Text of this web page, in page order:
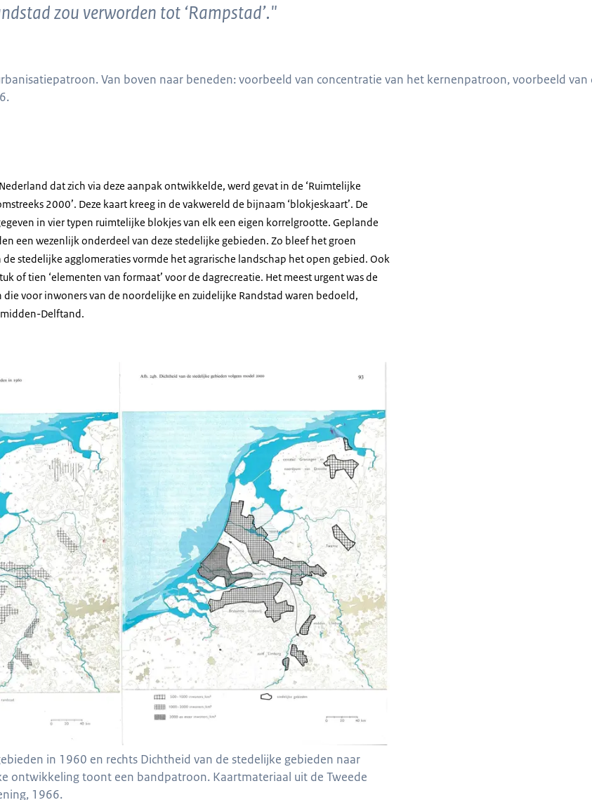
zou verworden tot ‘Rampstad’."
nota ruimte van 1966 met uitleg en schematische weergave van urbanisatiepatronen.
Van boven naar beneden: voorbeeld van concentratie van het kernenpatroon, voorbeeld
dat zich via deze aanpak ontwikkelde, werd gevat in de ‘Ruimtelijke
2000’. Deze kaart kreeg in de vakwereld de bijnaam ‘blokjeskaart’. De
in vier typen ruimtelijke blokjes van elk een eigen korrelgrootte. Geplande
een wezenlijk onderdeel van deze stedelijke gebieden. Zo bleef het groen
de stedelijke agglomeraties vormde het agrarische landschap het open gebied. Ook
of tien ‘elementen van formaat’ voor de dagrecreatie. Het meest urgent was de
voor inwoners van de noordelijke en zuidelijke Randstad waren bedoeld,
Delftand.
Nederland naast elkaar met gemarkeerde gebieden.
in 1960 en rechts Dichtheid van de stedelijke gebieden naar
ontwikkeling toont een bandpatroon. Kaartmateriaal uit de Tweede
1966.